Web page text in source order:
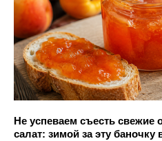
Не успеваем съесть
салат: зимой за эту баночку